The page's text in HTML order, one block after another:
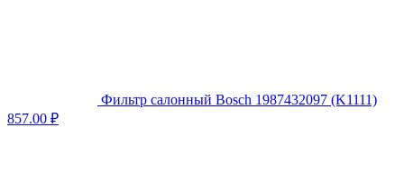
Фильтр салонный Bosch 1987432097 (K1111)
857.00 ₽